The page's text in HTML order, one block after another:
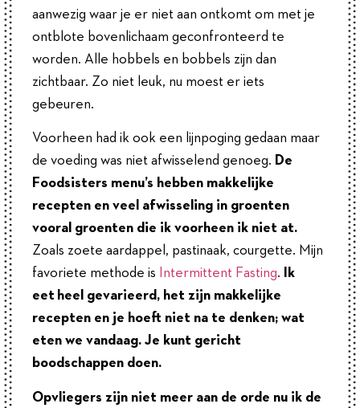
aanwezig waar je er niet aan ontkomt om met je
ontblote bovenlichaam geconfronteerd te
worden. Alle hobbels en bobbels zijn dan
zichtbaar. Zo niet leuk, nu moest er iets
gebeuren.
Voorheen had ik ook een lijnpoging gedaan maar
de voeding was niet afwisselend genoeg. De
Foodsisters menu’s hebben makkelijke
recepten en veel afwisseling in groenten
vooral groenten die ik voorheen ik niet at.
Zoals zoete aardappel, pastinaak, courgette. Mijn
favoriete methode is
Intermittent Fasting.
Ik
eet heel gevarieerd, het zijn makkelijke
recepten en je hoeft niet na te denken; wat
eten we vandaag. Je kunt gericht
boodschappen doen.
Opvliegers zijn niet meer aan de orde nu ik de